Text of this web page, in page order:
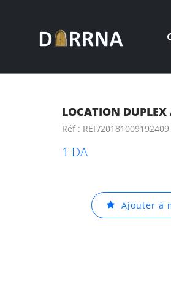
LOCATION DUPLEX
Réf : REF/
1 DA
Ajouter à